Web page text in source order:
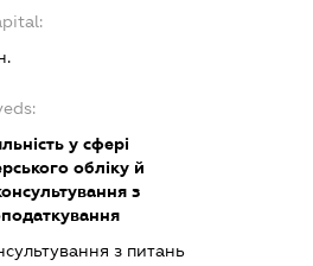
у сфері
обліку й
з
з питань